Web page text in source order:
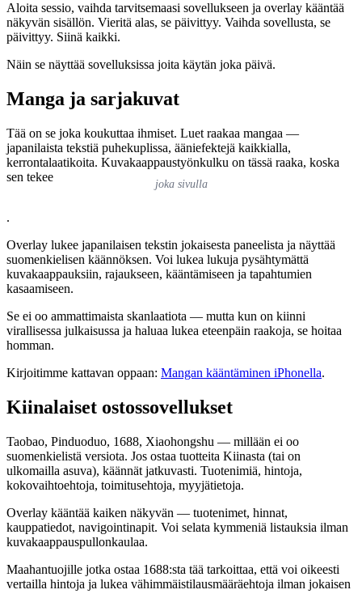
Aloita sessio, vaihda tarvitsemaasi sovellukseen ja overlay kääntää
näkyvän sisällön. Vieritä alas, se päivittyy. Vaihda sovellusta, se
päivittyy. Siinä kaikki.
Näin se näyttää sovelluksissa joita käytän joka päivä.
Manga ja sarjakuvat
Tää on se joka koukuttaa ihmiset. Luet raakaa mangaa —
japanilaista tekstiä puhekuplissa, ääniefektejä kaikkialla,
kerrontalaatikoita. Kuvakaappaustyönkulku on tässä raaka, koska
sen tekee
joka sivulla
.
Overlay lukee japanilaisen tekstin jokaisesta paneelista ja näyttää
suomenkielisen käännöksen. Voi lukea lukuja pysähtymättä
kuvakaappauksiin, rajaukseen, kääntämiseen ja tapahtumien
kasaamiseen.
Se ei oo ammattimaista skanlaatiota — mutta kun on kiinni
virallisessa julkaisussa ja haluaa lukea eteenpäin raakoja, se hoitaa
homman.
Kirjoitimme kattavan oppaan: Mangan kääntäminen iPhonella.
Kiinalaiset ostossovellukset
Taobao, Pinduoduo, 1688, Xiaohongshu — millään ei oo
suomenkielistä versiota. Jos ostaa tuotteita Kiinasta (tai on
ulkomailla asuva), käännät jatkuvasti. Tuotenimiä, hintoja,
kokovaihtoehtoja, toimitusehtoja, myyjätietoja.
Overlay kääntää kaiken näkyvän — tuotenimet, hinnat,
kauppatiedot, navigointinapit. Voi selata kymmeniä listauksia ilman
kuvakaappauspullonkaulaa.
Maahantuojille jotka ostaa 1688:sta tää tarkoittaa, että voi oikeesti
vertailla hintoja ja lukea vähimmäistilausmääräehtoja ilman jokaisen